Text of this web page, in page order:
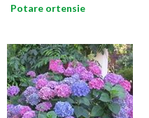
Potare ortensie